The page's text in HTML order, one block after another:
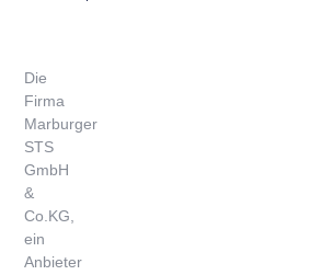
Die
Firma
Marburger
STS
GmbH
&
Co.KG,
ein
Anbieter